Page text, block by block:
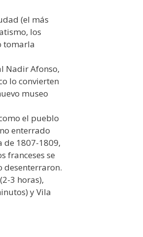
(el más
los
tomarla
Nadir Afonso,
lo convierten
museo
el pueblo
enterrado
de 1807-1809,
franceses se
desenterraron.
3 horas),
y Vila